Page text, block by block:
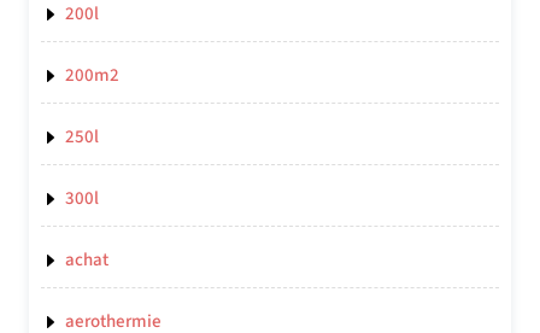
200l
200m2
250l
300l
achat
aerothermie